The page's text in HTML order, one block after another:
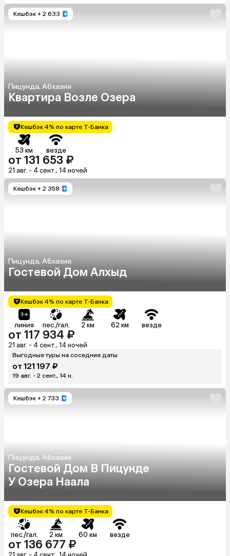
Кешбэк + 2 633
Пицунда, Абхазия
Квартира Возле Озера
Кешбэк 4% по карте Т-Банка
53 км везде
от 131 653 ₽
21 авг. - 4 сент., 14 ночей
Кешбэк + 2 358
Пицунда, Абхазия
Гостевой Дом Алхыд
Кешбэк 4% по карте Т-Банка
линия пес./гал. 2 км 62 км везде
от 117 934 ₽
21 авг. - 4 сент., 14 ночей
Выгодные туры на соседние даты
от 121 197 ₽
19 авг. - 2 сент., 14 н.
Кешбэк + 2 733
Пицунда, Абхазия
Гостевой Дом В Пицунде
У Озера Наала
Кешбэк 4% по карте Т-Банка
пес./гал. 2 км 60 км везде
от 136 677 ₽